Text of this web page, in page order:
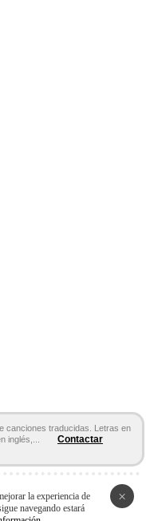
canciones traducidas. Letras en
inglés,...
Contactar
Acordes y×
la experiencia de
navegando estará